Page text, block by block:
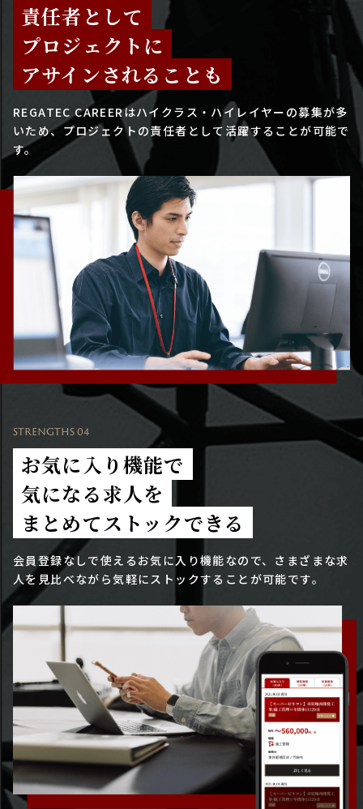
責任者として
プロジェクトに
アサインされることも
REGATEC CAREERはハイクラス・ハイレイヤーの募集が多
いため、プロジェクトの責任者として活躍することが可能で
す。
STRENGTHS 04
お気に入り機能で
気になる求人を
まとめてストックできる
会員登録なしで使えるお気に入り機能なので、さまざまな求
人を見比べながら気軽にストックすることが可能です。